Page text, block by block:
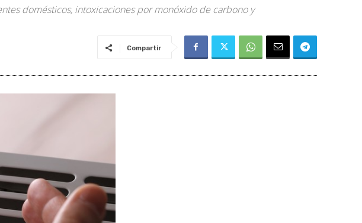
domésticos, intoxicaciones por monóxido de carbono y
Compartir